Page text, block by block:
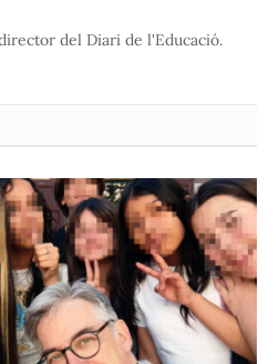
del Diari de l'Educació.